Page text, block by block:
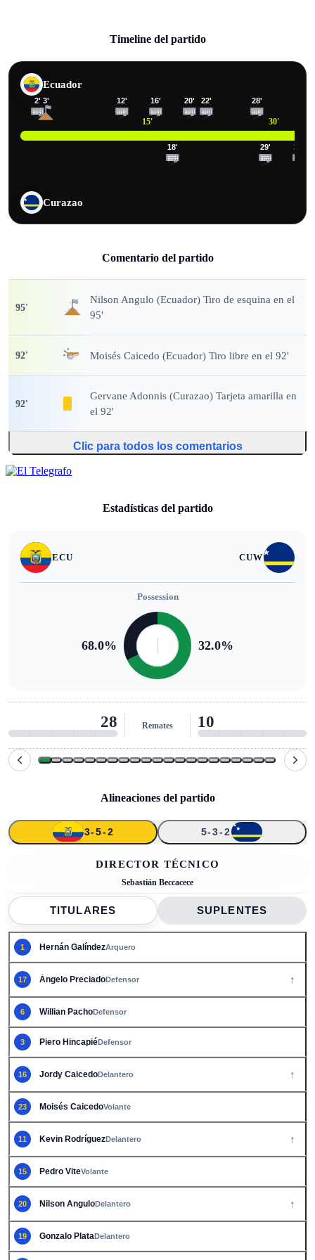
Alineaciones del partido
3-5-2 5-3-2 ↑
↑
↑
↑
DIRECTOR TÉCNICO
Sebastián Beccacece
TITULARES SUPLENTES
1 Hernán GalíndezArquero
17 Ángelo PreciadoDefensor ↑
6 Willian PachoDefensor
3 Piero HincapiéDefensor
16 Jordy CaicedoDelantero ↑
23 Moisés CaicedoVolante
11 Kevin RodríguezDelantero ↑
15 Pedro ViteVolante
20 Nilson AnguloDelantero ↑
19 Gonzalo PlataDelantero
Timeline del partido
Ecuador
15' 30'
2' 3' 12' 16'
18'
20' 22' 28'
29' 33
Curazao
Comentario del partido
95'
Nilson Angulo (Ecuador) Tiro de esquina en el
95'
92' Moisés Caicedo (Ecuador) Tiro libre en el 92'
92'
Gervane Adonnis (Curazao) Tarjeta amarilla en
el 92'
Clic para todos los comentarios
Estadísticas del partido
ECU CUW
Possession
68.0% 32.0%
28 Remates 10